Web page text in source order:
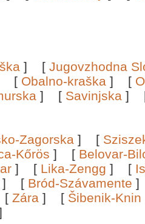
] [ Jugovzhodna
[ Obalno-kraška ] [
] [ Savinjska ]
Zagorska ] [
Kőrös ] [ Belovar-
] [ Lika-Zengg ] [
] [ Bród-Szávamente
[ Zára ] [ Šibenik-Knin